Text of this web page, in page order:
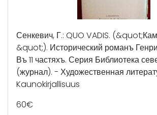
Сенкевич, Г.: QUO VADIS.
&quot;). Исторический романъ
Въ 11 частяхъ. Серия Библиотека
(журнал). - Художественная
Kaunokirjallisuus
60€